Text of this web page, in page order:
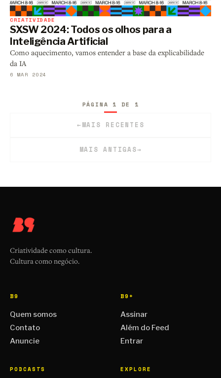
CRIATIVIDADE
SXSW 2024: Todos os olhos para a
Inteligência Artificial
Como aquecimento, vamos entender a base da explicabilidade
da IA
6 MAR 2024
←MAIS RECENTES
PÁGINA 1 DE 1
MAIS ANTIGAS→
Criatividade como cultura.
Cultura como negócio.
B9
Quem somos
Contato
Anuncie
B9+
Assinar
Além do Feed
Entrar
PODCASTS EXPLORE